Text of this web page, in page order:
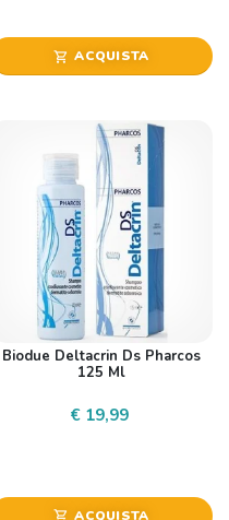
shopping_cart ACQUISTA
Biodue Deltacrin Ds Pharcos
125 Ml
€ 19,99
shopping_cart ACQUISTA